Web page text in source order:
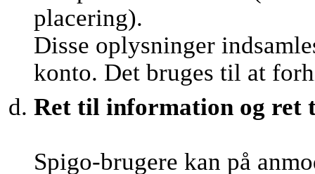
placering).
Disse oplysninger
konto. Det bruges til at
Ret til information og ret
Spigo-brugere kan på